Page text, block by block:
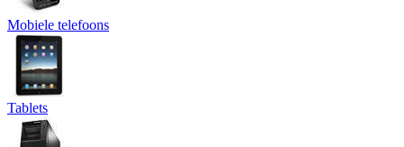
Mobiele telefoons
Tablets